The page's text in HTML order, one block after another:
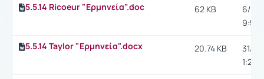
5.5.14 Ricoeur "Ερμηνεία".doc 62 KB
6/6/
9:59
5.5.14 Taylor "Ερμηνεία".docx 20.74 KB
31/5/
1:29